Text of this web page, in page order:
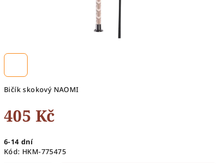
Bičík skokový NAOMI
405 Kč
cena:
6-14 dní
Kód: HKM-775475